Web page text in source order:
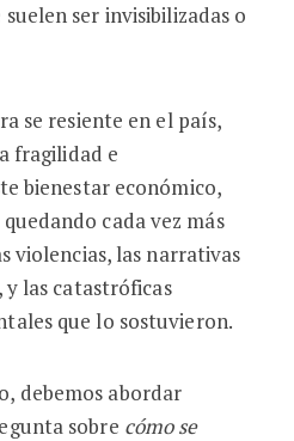
ser invisibilizadas o
se resiente en el país,
fragilidad e
bienestar económico,
cada vez más
violencias, las narrativas
las catastróficas
que lo sostuvieron.
debemos abordar
sobre cómo se